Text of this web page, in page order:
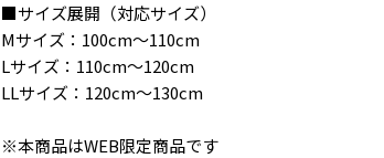
■サイズ展開（対応サイズ）
Mサイズ：100cm～110cm
Lサイズ：110cm～120cm
LLサイズ：120cm～130cm
※本商品はWEB限定商品です